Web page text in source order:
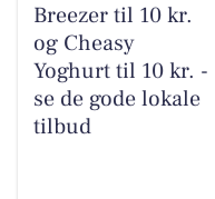
Breezer til 10 kr.
og Cheasy
Yoghurt til 10 kr. -
se de gode lokale
tilbud